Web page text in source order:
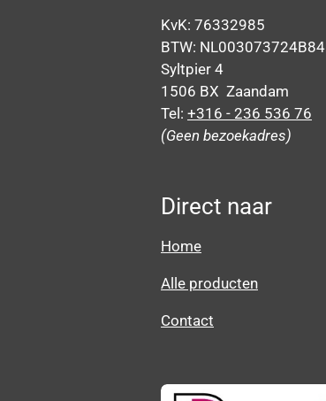
KvK: 76332985
BTW: NL003073724B84
Syltpier 4
1506 BX Zaandam
Tel: +316 - 236 536 76
(Geen bezoekadres)
Direct naar
Home
Alle producten
Contact